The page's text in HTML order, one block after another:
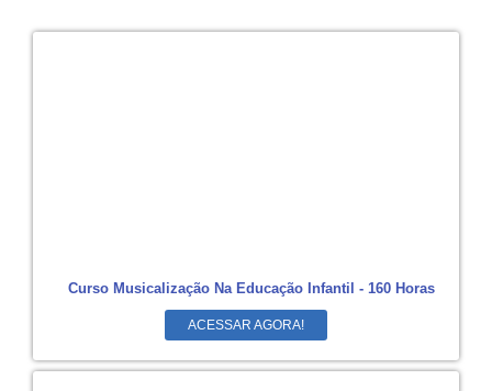
Curso Musicalização Na Educação Infantil - 160 Horas
ACESSAR AGORA!